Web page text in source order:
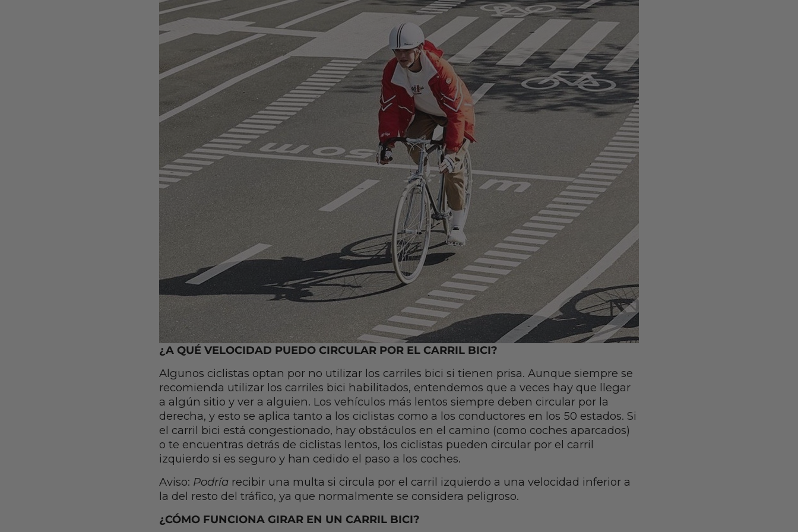
¿A QUÉ VELOCIDAD PUEDO CIRCULAR POR EL CARRIL BICI?
Algunos ciclistas optan por no utilizar los carriles bici si tienen prisa. Aunque siempre se
recomienda utilizar los carriles bici habilitados, entendemos que a veces hay que llegar
a algún sitio y ver a alguien. Los vehículos más lentos siempre deben circular por la
derecha, y esto se aplica tanto a los ciclistas como a los conductores en los 50 estados. Si
el carril bici está congestionado, hay obstáculos en el camino (como coches aparcados)
o te encuentras detrás de ciclistas lentos, los ciclistas pueden circular por el carril
izquierdo si es seguro y han cedido el paso a los coches.
Aviso: Podría recibir una multa si circula por el carril izquierdo a una velocidad inferior a
la del resto del tráfico, ya que normalmente se considera peligroso.
¿CÓMO FUNCIONA GIRAR EN UN CARRIL BICI?